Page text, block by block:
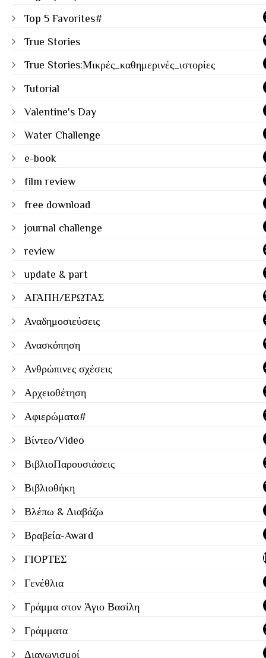
Top 5 Favorites#
True Stories
True Stories:Μικρές_καθημερινές_ιστορίες
Tutorial
Valentine's Day
Water Challenge
e-book
film review
free download
journal challenge
review
update & part
ΑΓΑΠΗ/ΕΡΩΤΑΣ
Αναδημοσιεύσεις
Ανασκόπηση
Ανθρώπινες σχέσεις
Αρχειοθέτηση
Αφιερώματα#
Βίντεο/Video
ΒιβλιοΠαρουσιάσεις
Βιβλιοθήκη
Βλέπω & Διαβάζω
Βραβεία-Award
ΓΙΟΡΤΕΣ
Γενέθλια
Γράμμα στον Άγιο Βασίλη
Γράμματα
Διαγωνισμοί